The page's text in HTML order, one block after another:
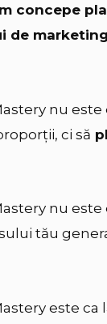
concepe
de
nu
ci să
nu
tău
este